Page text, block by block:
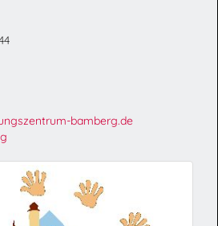
bamberg.de